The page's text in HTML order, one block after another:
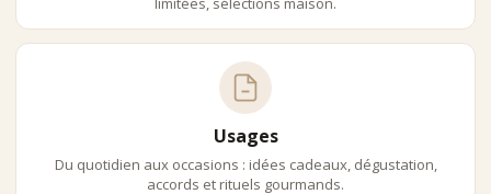
Usages
Du quotidien aux occasions : idées cadeaux, dégustation,
accords et rituels gourmands.